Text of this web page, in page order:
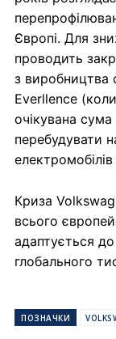
Європі. Для
проводить
з виробництва
Everllence
очікувана
перебудувати
Криза
всього
адаптується
глобального
ПОЗНАЧКИ